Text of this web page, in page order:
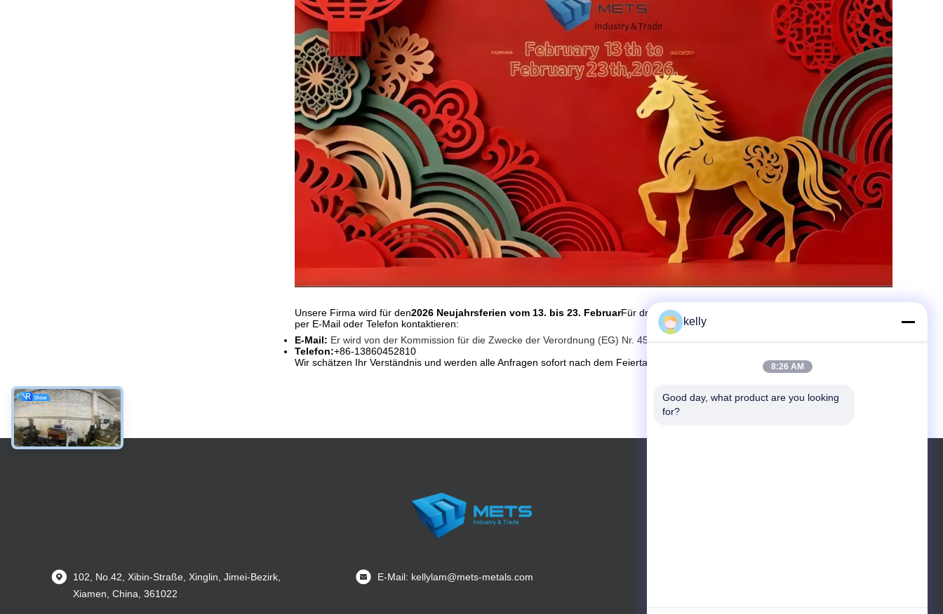
Unsere Firma wird für den2026 Neujahrsferien vom 13. bis 23. FebruarFür dringende Fragen während dieser Zeit können Sie uns
per E-Mail oder Telefon kontaktieren:
E-Mail: Er wird von der Kommission für die Zwecke der Verordnung (EG) Nr. 45/2001 erstellt.
Telefon:+86-13860452810
Wir schätzen Ihr Verständnis und werden alle Anfragen sofort nach dem Feiertag beantworten.
102, No.42, Xibin-Straße, Xinglin, Jimei-Bezirk,
Xiamen, China, 361022
E-Mail: kellylam@mets-metals.com
kelly
8:26 AM
Good day, what product are you looking
for?